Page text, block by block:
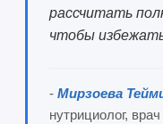
рассчитать
чтобы
- Мирзоева
нутрициолог,